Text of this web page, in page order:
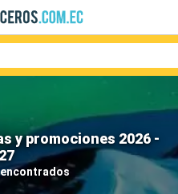
y promociones 2026 -